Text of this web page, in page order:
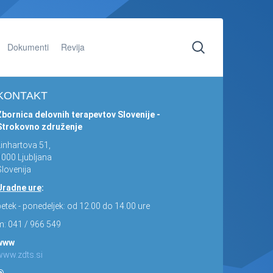
Dokumenti Revija
delovnih terapevtov Slovenije -
združenje
Linhartova 51,
Ljubljana
ure:
- ponedeljek: od 12.00 do 14.00 ure
041 / 966 549